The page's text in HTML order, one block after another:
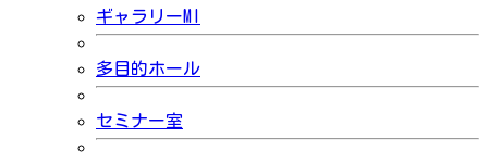
ギャラリーMI
多目的ホール
セミナー室